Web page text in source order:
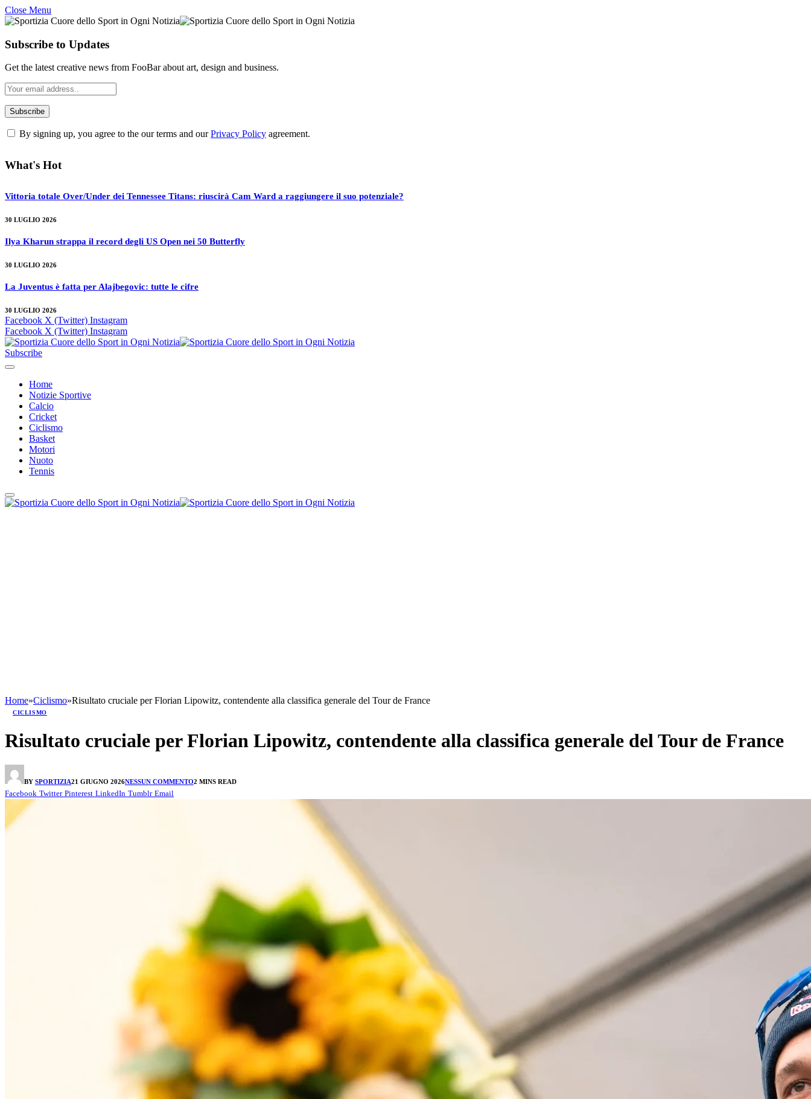
Close Menu
Subscribe to Updates
Get the latest creative news from FooBar about art, design and business.
By signing up, you agree to the our terms and ourPrivacy Policy agreement.
What's Hot
Vittoria totale Over/Under dei Tennessee Titans: riuscirà Cam Ward a raggiungere il suo potenziale?
30 LUGLIO 2026
Ilya Kharun strappa il record degli US Open nei 50 Butterfly
30 LUGLIO 2026
La Juventus è fatta per Alajbegovic: tutte le cifre
30 LUGLIO 2026
Facebook X (Twitter) Instagram
Facebook X (Twitter) Instagram
Subscribe
Home
Notizie Sportive
Calcio
Cricket
Ciclismo
Basket
Motori
Nuoto
Tennis
Home»Ciclismo»Risultato cruciale per Florian Lipowitz, contendente alla classifica generale del Tour de France
CICLISMO
Risultato cruciale per Florian Lipowitz, contendente alla classifica generale del Tour de France
BY SPORTIZIA21 GIUGNO 2026NESSUN COMMENTO2 MINS READ
Facebook Twitter Pinterest LinkedIn Tumblr Email